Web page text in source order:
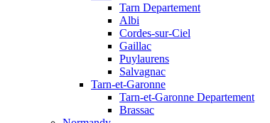
Tarn Departement
Albi
Cordes-sur-Ciel
Gaillac
Puylaurens
Salvagnac
Tarn-et-Garonne
Tarn-et-Garonne Departement
Brassac